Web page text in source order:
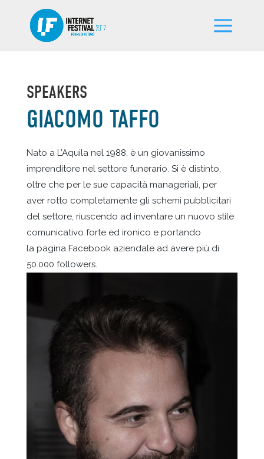
SPEAKERS
GIACOMO TAFFO
Nato a L’Aquila nel 1988, è un giovanissimo
imprenditore nel settore funerario. Si è distinto,
oltre che per le sue capacità manageriali, per
aver rotto completamente gli schemi pubblicitari
del settore, riuscendo ad inventare un nuovo stile
comunicativo forte ed ironico e portando
la pagina Facebook aziendale ad avere più di
50.000 followers.